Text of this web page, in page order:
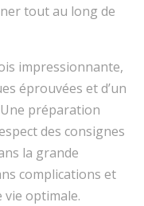
tout au long de
impressionnante,
éprouvées et d’un
préparation
des consignes
la grande
complications et
optimale.